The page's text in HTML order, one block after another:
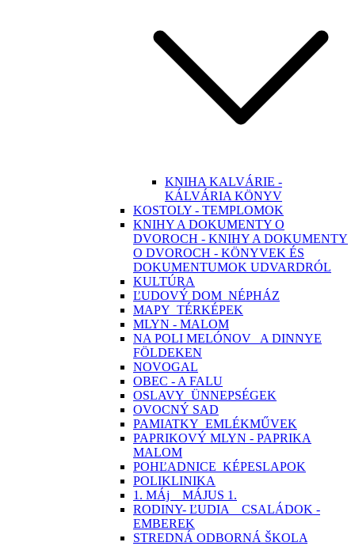
KNIHA KALVÁRIE -
KÁLVÁRIA KÖNYV
KOSTOLY - TEMPLOMOK
KNIHY A DOKUMENTY O
DVOROCH - KNIHY A DOKUMENTY
O DVOROCH - KÖNYVEK ÉS
DOKUMENTUMOK UDVARDRÓL
KULTÚRA
ĽUDOVÝ DOM_NÉPHÁZ
MAPY_TÉRKÉPEK
MLYN - MALOM
NA POLI MELÓNOV_ A DINNYE
FÖLDEKEN
NOVOGAL
OBEC - A FALU
OSLAVY_ÜNNEPSÉGEK
OVOCNÝ SAD
PAMIATKY_EMLÉKMŰVEK
PAPRIKOVÝ MLYN - PAPRIKA
MALOM
POHĽADNICE_KÉPESLAPOK
POLIKLINIKA
1. MÁj _ MÁJUS 1.
RODINY- ĽUDIA _ CSALÁDOK -
EMBEREK
STREDNÁ ODBORNÁ ŠKOLA